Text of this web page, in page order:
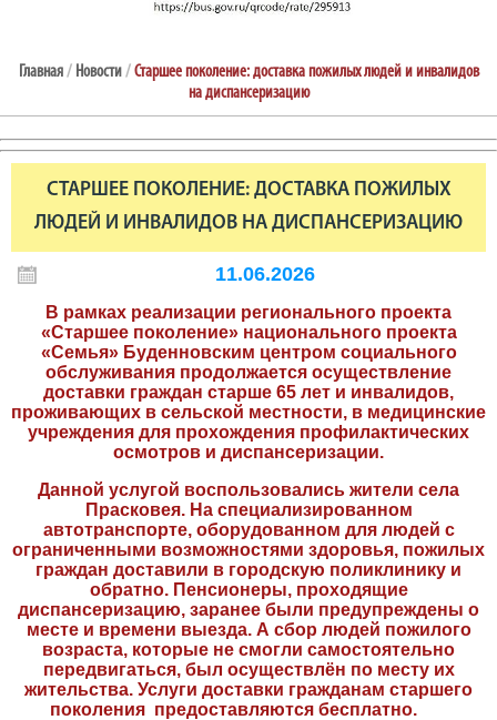
Главная / Новости / Старшее поколение: доставка пожилых людей и инвалидов
на диспансеризацию
СТАРШЕЕ ПОКОЛЕНИЕ: ДОСТАВКА ПОЖИЛЫХ
ЛЮДЕЙ И ИНВАЛИДОВ НА ДИСПАНСЕРИЗАЦИЮ
11.06.2026
В рамках реализации регионального проекта
«Старшее поколение» национального проекта
«Семья» Буденновским центром социального
обслуживания продолжается осуществление
доставки граждан старше 65 лет и инвалидов,
проживающих в сельской местности, в медицинские
учреждения для прохождения профилактических
осмотров и диспансеризации.
Данной услугой воспользовались жители села
Прасковея. На специализированном
автотранспорте, оборудованном для людей с
ограниченными возможностями здоровья, пожилых
граждан доставили в городскую поликлинику и
обратно. Пенсионеры, проходящие
диспансеризацию, заранее были предупреждены о
месте и времени выезда. А сбор людей пожилого
возраста, которые не смогли самостоятельно
передвигаться, был осуществлён по месту их
жительства. Услуги доставки гражданам старшего
поколения предоставляются бесплатно.